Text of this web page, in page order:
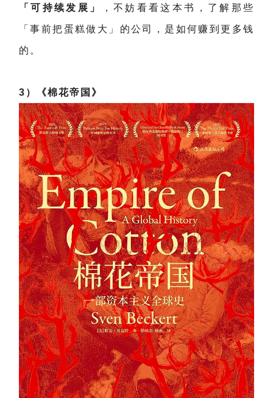
「可持续发展」 ，不妨看看这本书，了解那些
「事前把蛋糕做大」的公司，是如何赚到更多钱
的。
3）《棉花帝国》